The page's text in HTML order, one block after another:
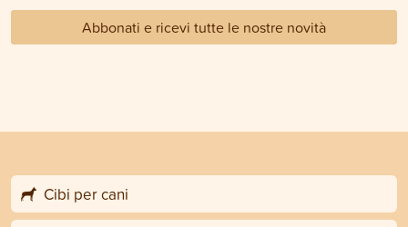
Abbonati e ricevi tutte le nostre novità
Cibi per cani